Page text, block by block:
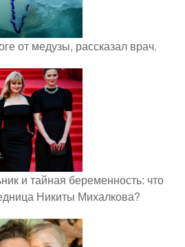
от медузы, рассказал врач.
и тайная беременность: что
Никиты Михалкова?